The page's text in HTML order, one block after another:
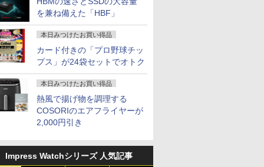
を兼ね備えた「HBF」
本日みつけたお買い得品
カード付きの「プロ野球チッ
プス」が24袋セットでオトク
本日みつけたお買い得品
熱風で揚げ物を調理する
COSORIのエアフライヤーが
2,000円引き
Impress Watchシリーズ 人気記事